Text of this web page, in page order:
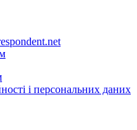
і персональних даних